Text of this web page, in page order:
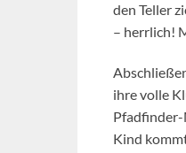
den Teller
– herrlich!
ihre volle
Pfadfinder-
Kind